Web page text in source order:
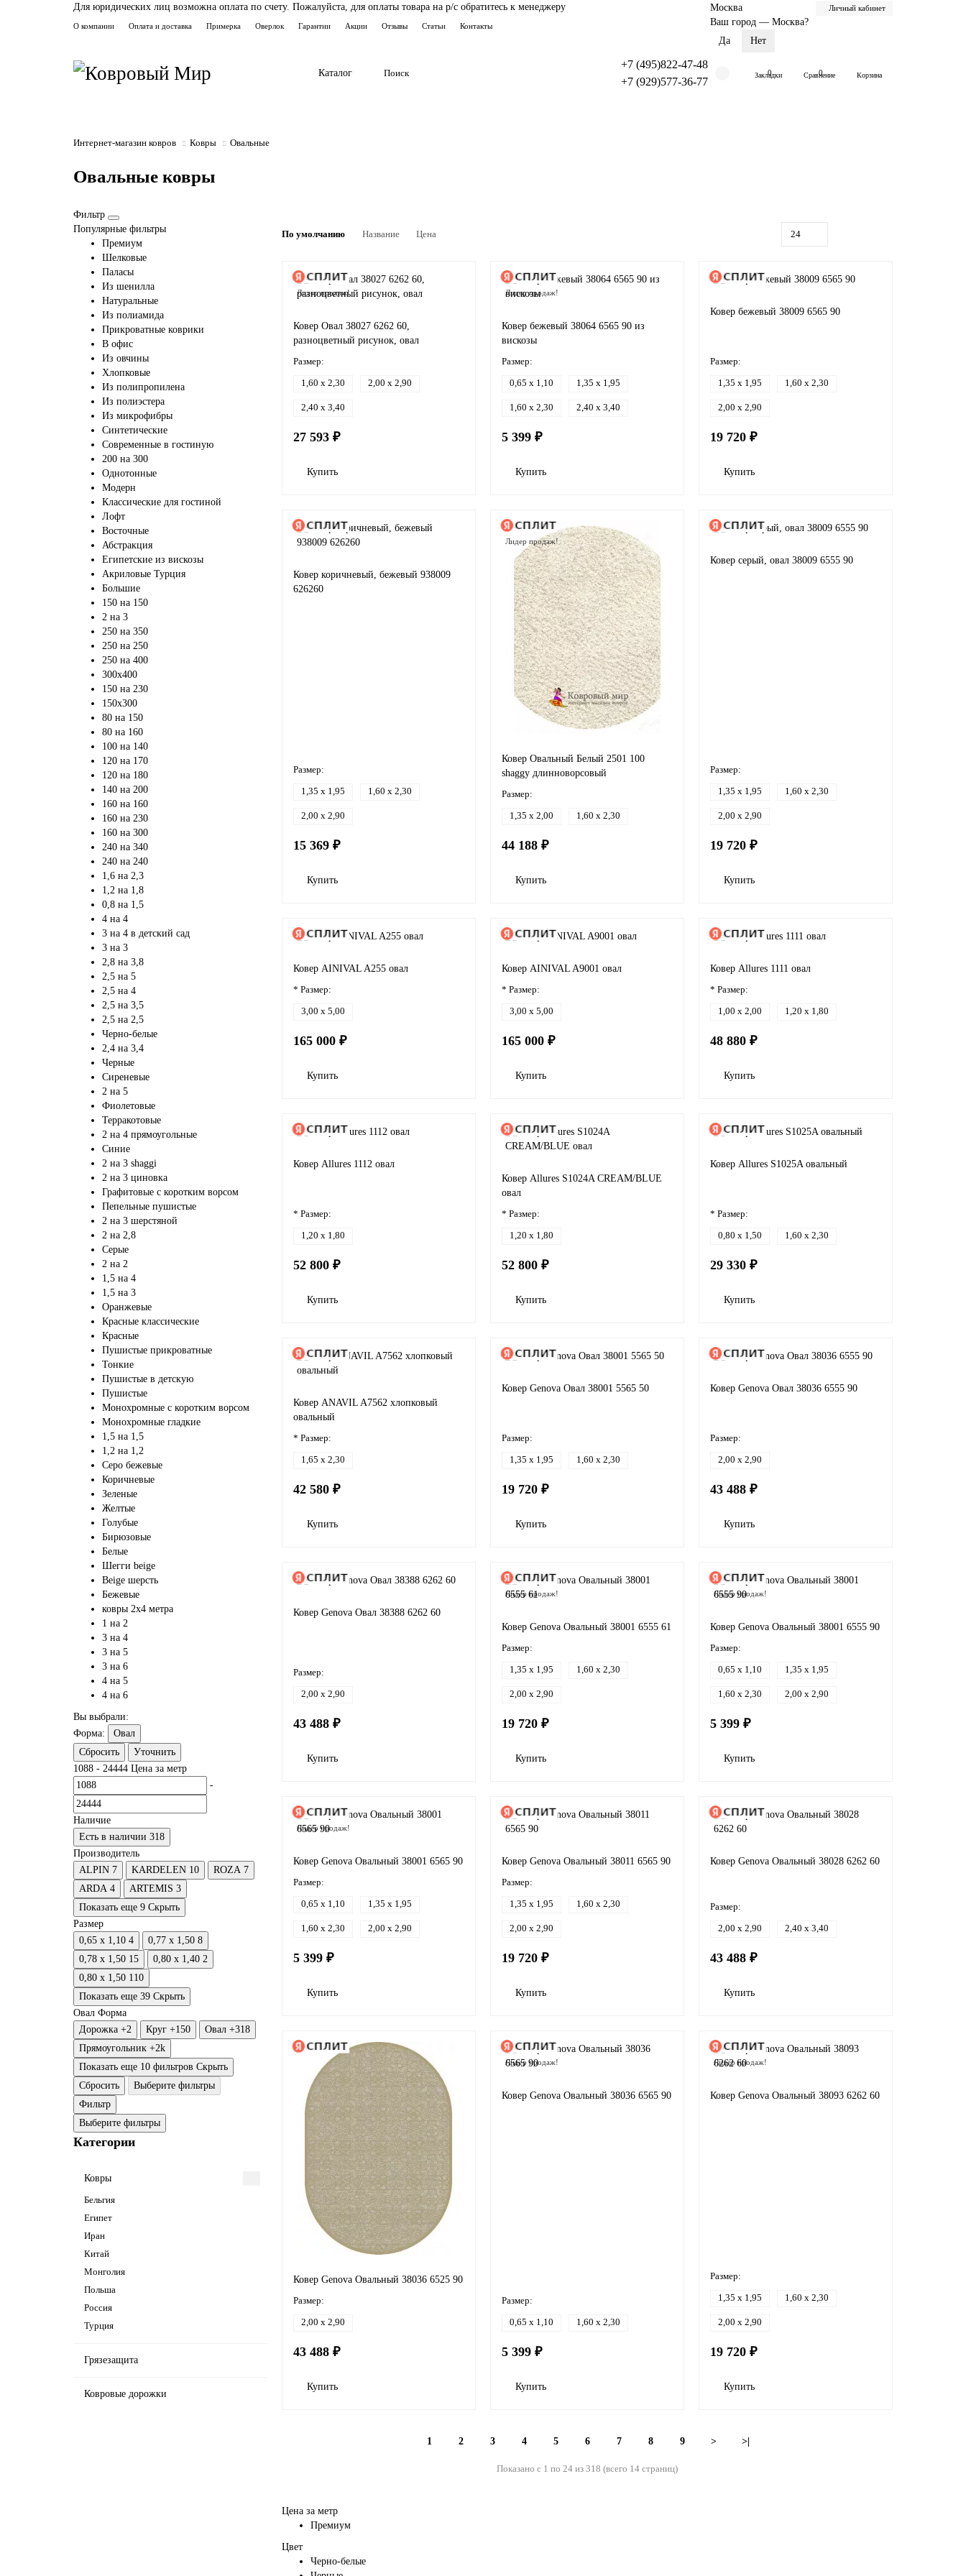
Для юридических лиц возможна оплата по счету. Пожалуйста, для оплаты товара на р/с обратитесь к менеджеру
О компании Оплата и доставка Примерка Оверлок Гарантии Акции Отзывы Статьи Контакты
Москва
Ваш город — Москва?
Личный кабинет
Каталог
+7 (495)822-47-48
+7 (929)577-36-77
0
Закладки 0
Сравнение Корзина
Интернет-магазин ковров Ковры Овальные
Овальные ковры
Фильтр
Популярные фильтры
Премиум
Шелковые
Паласы
Из шенилла
Натуральные
Из полиамида
Прикроватные коврики
В офис
Из овчины
Хлопковые
Из полипропилена
Из полиэстера
Из микрофибры
Синтетические
Современные в гостиную
200 на 300
Однотонные
Модерн
Классические для гостиной
Лофт
Восточные
Абстракция
Египетские из вискозы
Акриловые Турция
Большие
150 на 150
2 на 3
250 на 350
250 на 250
250 на 400
300х400
150 на 230
150х300
80 на 150
80 на 160
100 на 140
120 на 170
120 на 180
140 на 200
160 на 160
160 на 230
160 на 300
240 на 340
240 на 240
1,6 на 2,3
1,2 на 1,8
0,8 на 1,5
4 на 4
3 на 4 в детский сад
3 на 3
2,8 на 3,8
2,5 на 5
2,5 на 4
2,5 на 3,5
2,5 на 2,5
Черно-белые
2,4 на 3,4
Черные
Сиреневые
2 на 5
Фиолетовые
Терракотовые
2 на 4 прямоугольные
Синие
2 на 3 shaggi
2 на 3 циновка
Графитовые с коротким ворсом
Пепельные пушистые
2 на 3 шерстяной
2 на 2,8
Серые
2 на 2
1,5 на 4
1,5 на 3
Оранжевые
Красные классические
Красные
Пушистые прикроватные
Тонкие
Пушистые в детскую
Пушистые
Монохромные с коротким ворсом
Монохромные гладкие
1,5 на 1,5
1,2 на 1,2
Серо бежевые
Коричневые
Зеленые
Желтые
Голубые
Бирюзовые
Белые
Шегги beige
Beige шерсть
Бежевые
ковры 2х4 метра
1 на 2
3 на 4
3 на 5
3 на 6
4 на 5
4 на 6
Вы выбрали:
Форма:
Овал
Сбросить
Уточнить
1088 - 24444 Цена за метр
-
Наличие
Есть в наличии 318
Производитель
ALPIN 7 KARDELEN 10 ROZA 7
ARDA 4 ARTEMIS 3
Показать еще 9 Скрыть
Размер
0,65 x 1,10 4 0,77 x 1,50 8
0,78 x 1,50 15 0,80 x 1,40 2
0,80 x 1,50 110
Показать еще 39 Скрыть
Овал Форма
Дорожка +2 Круг +150 Овал +318
Прямоугольник +2k
Показать еще 10 фильтров Скрыть
Сбросить
Выберите фильтры
Фильтр
Выберите фильтры
Категории
Ковры
Бельгия
Египет
Иран
Китай
Монголия
Польша
Россия
Турция
Грязезащита
Ковровые дорожки
По умолчанию Название Цена
Лидер продаж!
Ковер Овал 38027 6262 60,
разноцветный рисунок, овал
Размер:
1,60 x 2,30 2,00 x 2,90
2,40 x 3,40
27 593 ₽
Купить
Лидер продаж!
Ковер бежевый 38064 6565 90 из
вискозы
Размер:
0,65 x 1,10 1,35 x 1,95
1,60 x 2,30 2,40 x 3,40
5 399 ₽
Купить
Ковер бежевый 38009 6565 90
Размер:
1,35 x 1,95 1,60 x 2,30
2,00 x 2,90
19 720 ₽
Купить
Ковер коричневый, бежевый 938009
626260
Размер:
1,35 x 1,95 1,60 x 2,30
2,00 x 2,90
15 369 ₽
Купить
Лидер продаж!
Ковер Овальный Белый 2501 100
shaggy длинноворсовый
Размер:
1,35 x 2,00 1,60 x 2,30
44 188 ₽
Купить
Ковер серый, овал 38009 6555 90
Размер:
1,35 x 1,95 1,60 x 2,30
2,00 x 2,90
19 720 ₽
Купить
Ковер AINIVAL A255 овал
* Размер:
3,00 x 5,00
165 000 ₽
Купить
Ковер AINIVAL A9001 овал
* Размер:
3,00 x 5,00
165 000 ₽
Купить
Ковер Allures 1111 овал
* Размер:
1,00 x 2,00 1,20 x 1,80
48 880 ₽
Купить
Ковер Allures 1112 овал
* Размер:
1,20 x 1,80
52 800 ₽
Купить
Ковер Allures S1024A CREAM/BLUE
овал
* Размер:
1,20 x 1,80
52 800 ₽
Купить
Ковер Allures S1025A овальный
* Размер:
0,80 x 1,50 1,60 x 2,30
29 330 ₽
Купить
Ковер ANAVIL A7562 хлопковый
овальный
* Размер:
1,65 x 2,30
42 580 ₽
Купить
Ковер Genova Овал 38001 5565 50
Размер:
1,35 x 1,95 1,60 x 2,30
19 720 ₽
Купить
Ковер Genova Овал 38036 6555 90
Размер:
2,00 x 2,90
43 488 ₽
Купить
Ковер Genova Овал 38388 6262 60
Размер:
2,00 x 2,90
43 488 ₽
Купить
Лидер продаж!
Ковер Genova Овальный 38001 6555 61
Размер:
1,35 x 1,95 1,60 x 2,30
2,00 x 2,90
19 720 ₽
Купить
Лидер продаж!
Ковер Genova Овальный 38001 6555 90
Размер:
0,65 x 1,10 1,35 x 1,95
1,60 x 2,30 2,00 x 2,90
5 399 ₽
Купить
Лидер продаж!
Ковер Genova Овальный 38001 6565 90
Размер:
0,65 x 1,10 1,35 x 1,95
1,60 x 2,30 2,00 x 2,90
5 399 ₽
Купить
Ковер Genova Овальный 38011 6565 90
Размер:
1,35 x 1,95 1,60 x 2,30
2,00 x 2,90
19 720 ₽
Купить
Ковер Genova Овальный 38028 6262 60
Размер:
2,00 x 2,90 2,40 x 3,40
43 488 ₽
Купить
Ковер Genova Овальный 38036 6525 90
Размер:
2,00 x 2,90
43 488 ₽
Купить
Лидер продаж!
Ковер Genova Овальный 38036 6565 90
Размер:
0,65 x 1,10 1,60 x 2,30
5 399 ₽
Купить
Лидер продаж!
Ковер Genova Овальный 38093 6262 60
Размер:
1,35 x 1,95 1,60 x 2,30
2,00 x 2,90
19 720 ₽
Купить
1 2 3 4 5 6 7 8 9 > >|
Показано с 1 по 24 из 318 (всего 14 страниц)
Цена за метр
Премиум
Цвет
Черно-белые